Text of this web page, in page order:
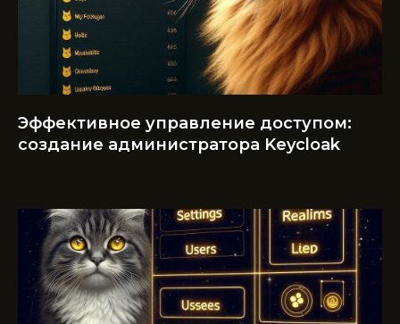
Эффективное управление доступом:
создание администратора Keycloak